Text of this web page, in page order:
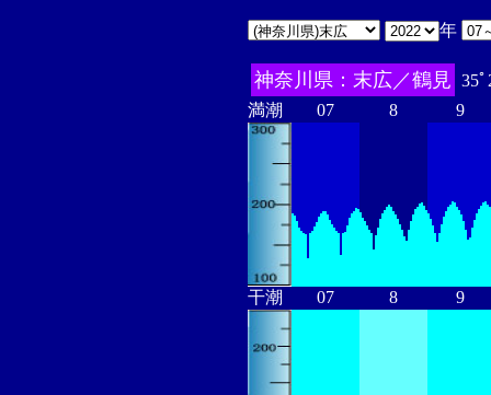
年
神奈川県：末広／鶴見 35
満潮
07 8 9
干潮 07 8 9